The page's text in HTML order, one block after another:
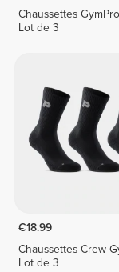
Chaussettes
Lot de 3
€18.99
Chaussettes Crew
Lot de 3